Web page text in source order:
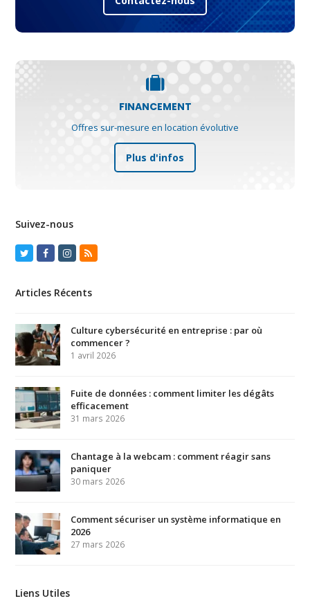
FINANCEMENT
Offres sur-mesure en location évolutive
Plus d'infos
Suivez-nous
TwitterFacebook
Instagram
RSS
Articles Récents
Culture cybersécurité en entreprise : par où
commencer ?
1 avril 2026
Fuite de données : comment limiter les dégâts
efficacement
31 mars 2026
Chantage à la webcam : comment réagir sans
paniquer
30 mars 2026
Comment sécuriser un système informatique en
2026
27 mars 2026
Liens Utiles